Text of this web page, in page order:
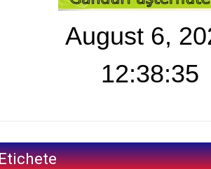
August 6,
12:38:36